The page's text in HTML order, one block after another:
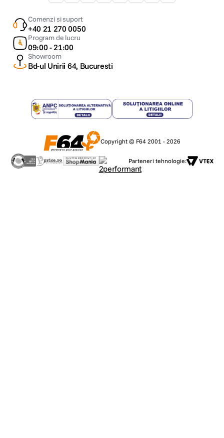
Comenzi si suport
+40 21 270 0050
Program de lucru
09:00 - 21:00
Showroom
Bd-ul Unirii 64, Bucuresti
Copyright © F64 2001 - 2026
Parteneri tehnologie: